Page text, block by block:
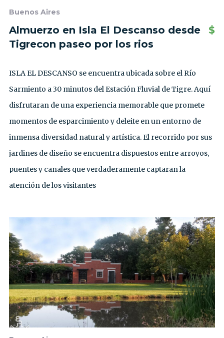
Buenos Aires
Almuerzo en Isla El Descanso desde
Tigrecon paseo por los rios
$
ISLA EL DESCANSO se encuentra ubicada sobre el Río
Sarmiento a 30 minutos del Estación Fluvial de Tigre. Aquí
disfrutaran de una experiencia memorable que promete
momentos de esparcimiento y deleite en un entorno de
inmensa diversidad natural y artística. El recorrido por sus
jardines de diseño se encuentra dispuestos entre arroyos,
puentes y canales que verdaderamente captaran la
atención de los visitantes